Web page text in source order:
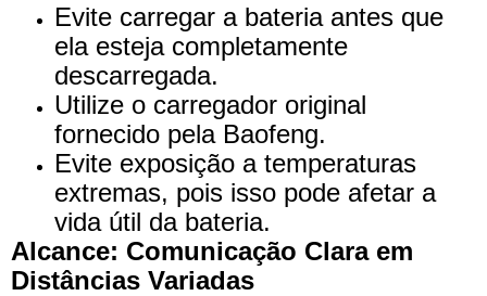
Evite carregar a bateria antes que
ela esteja completamente
descarregada.
Utilize o carregador original
fornecido pela Baofeng.
Evite exposição a temperaturas
extremas, pois isso pode afetar a
vida útil da bateria.
Alcance: Comunicação Clara em
Distâncias Variadas